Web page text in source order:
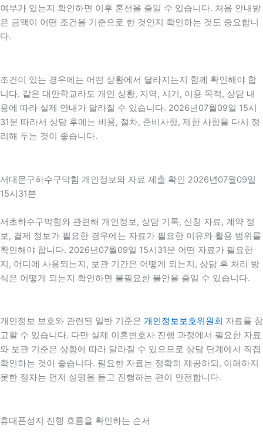
여부가 있는지 확인하면 이후 혼선을 줄일 수 있습니다. 처음 안내받
은 금액이 어떤 조건을 기준으로 한 것인지 확인하는 것도 중요합니
다.
조건이 있는 경우에는 어떤 상황에서 달라지는지 함께 확인해야 합
니다. 같은 대안학교라도 개인 상황, 지역, 시기, 이용 목적, 상담 내
용에 따라 실제 안내가 달라질 수 있습니다. 2026년07월09일 15시
31분 따라서 상담 후에는 비용, 절차, 준비사항, 제한 사항을 다시 정
리해 두는 것이 좋습니다.
서대문구하수구막힘 개인정보와 자료 제출 확인 2026년07월09일
15시31분
서초하수구막힘와 관련해 개인정보, 상담 기록, 신청 자료, 계약 정
보, 결제 정보가 필요한 경우에는 자료가 필요한 이유와 활용 범위를
확인해야 합니다. 2026년07월09일 15시31분 어떤 자료가 필요한
지, 어디에 사용되는지, 보관 기간은 어떻게 되는지, 상담 후 처리 방
식은 어떻게 되는지 확인하면 불필요한 불안을 줄일 수 있습니다.
개인정보 보호와 관련된 일반 기준은 개인정보보호위원회 자료를 참
고할 수 있습니다. 다만 실제 이혼변호사 진행 과정에서 필요한 자료
와 보관 기준은 상황에 따라 달라질 수 있으므로 상담 단계에서 직접
확인하는 것이 좋습니다. 필요한 자료는 정확히 제공하되, 이해하지
못한 절차는 먼저 설명을 듣고 진행하는 편이 안전합니다.
휴대폰성지 진행 흐름을 확인하는 순서